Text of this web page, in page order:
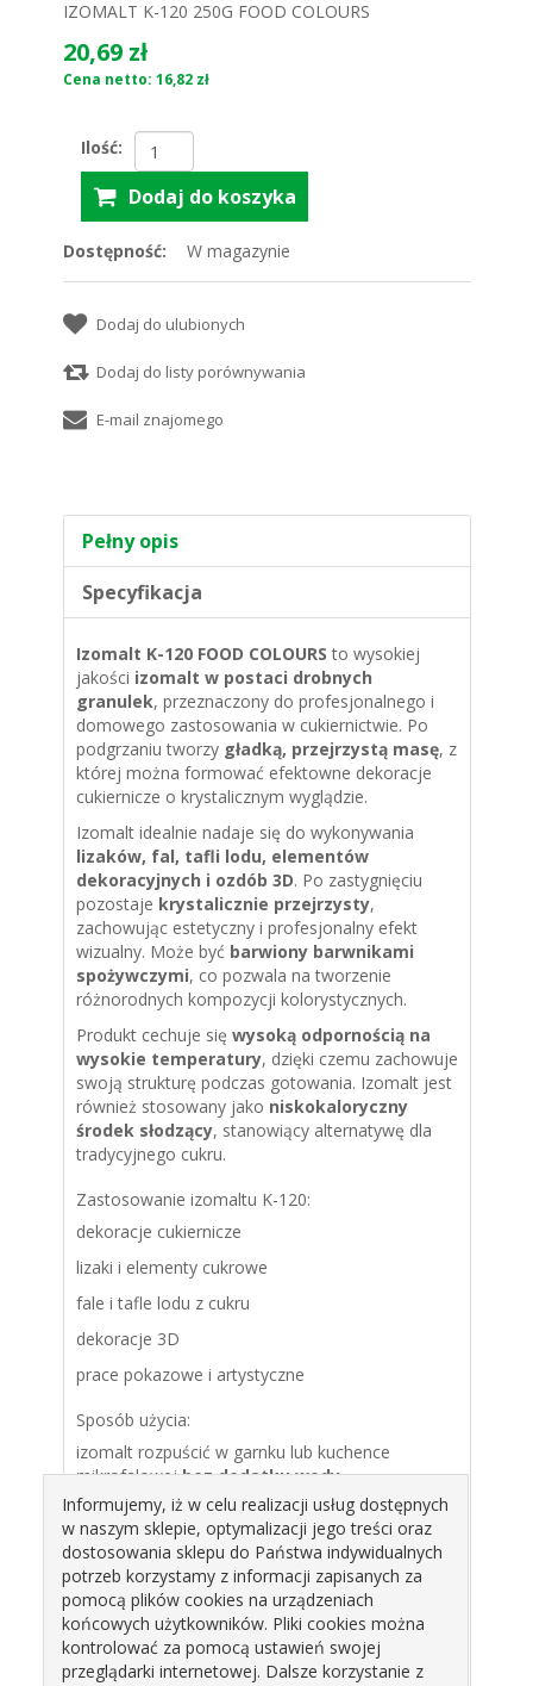
IZOMALT K-120 250G FOOD COLOURS
20,69 zł
Cena netto: 16,82 zł
Ilość:
Dostępność: W magazynie
Pełny opis
Specyfikacja
Izomalt K-120 FOOD COLOURS to wysokiej
jakości izomalt w postaci drobnych
granulek, przeznaczony do profesjonalnego i
domowego zastosowania w cukiernictwie. Po
podgrzaniu tworzy gładką, przejrzystą masę, z
której można formować efektowne dekoracje
cukiernicze o krystalicznym wyglądzie.
Izomalt idealnie nadaje się do wykonywania
lizaków, fal, tafli lodu, elementów
dekoracyjnych i ozdób 3D. Po zastygnięciu
pozostaje krystalicznie przejrzysty,
zachowując estetyczny i profesjonalny efekt
wizualny. Może być barwiony barwnikami
spożywczymi, co pozwala na tworzenie
różnorodnych kompozycji kolorystycznych.
Produkt cechuje się wysoką odpornością na
wysokie temperatury, dzięki czemu zachowuje
swoją strukturę podczas gotowania. Izomalt jest
również stosowany jako niskokaloryczny
środek słodzący, stanowiący alternatywę dla
tradycyjnego cukru.
Zastosowanie izomaltu K-120:
dekoracje cukiernicze
lizaki i elementy cukrowe
fale i tafle lodu z cukru
dekoracje 3D
prace pokazowe i artystyczne
Sposób użycia:
izomalt rozpuścić w garnku lub kuchence
mikrofalowejbez dodatku wody
po całkowitym rozpuszczeniu dodać wybrany
barwnik spożywczy
gorący izomalt wylać do silikonowych foremek
lub na silikonową matę
pozostawić do wystygnięcia na około 10 minut
aby zapobiec matowieniu dekoracji, gotowe
Informujemy, iż w celu realizacji usług dostępnych
w naszym sklepie, optymalizacji jego treści oraz
dostosowania sklepu do Państwa indywidualnych
potrzeb korzystamy z informacji zapisanych za
pomocą plików cookies na urządzeniach
końcowych użytkowników. Pliki cookies można
kontrolować za pomocą ustawień swojej
przeglądarki internetowej. Dalsze korzystanie z